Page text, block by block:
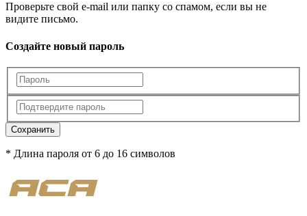
Проверьте свой e-mail или папку со спамом, если вы не
видите письмо.
Создайте новый пароль
Сохранить
* Длина пароля от 6 до 16 символов